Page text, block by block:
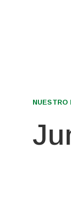
NUESTRO